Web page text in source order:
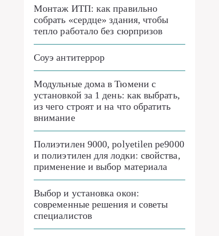
Монтаж ИТП: как правильно
собрать «сердце» здания, чтобы
тепло работало без сюрпризов
Соуэ антитеррор
Модульные дома в Тюмени с
установкой за 1 день: как выбрать,
из чего строят и на что обратить
внимание
Полиэтилен 9000, polyetilen pe9000
и полиэтилен для лодки: свойства,
применение и выбор материала
Выбор и установка окон:
современные решения и советы
специалистов